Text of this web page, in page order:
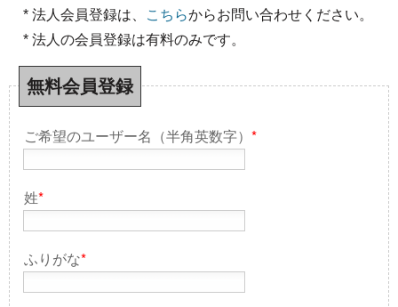
* 法人会員登録は、 こちらからお問い合わせください。
* 法人の会員登録は有料のみです。
無料会員登録
ご希望のユーザー名（半角英数字） *
姓*
ふりがな*